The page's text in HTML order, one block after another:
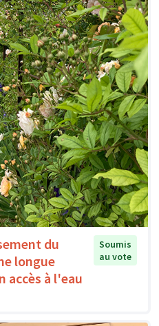
du
longue
accès à l'eau
Soumis
au vote